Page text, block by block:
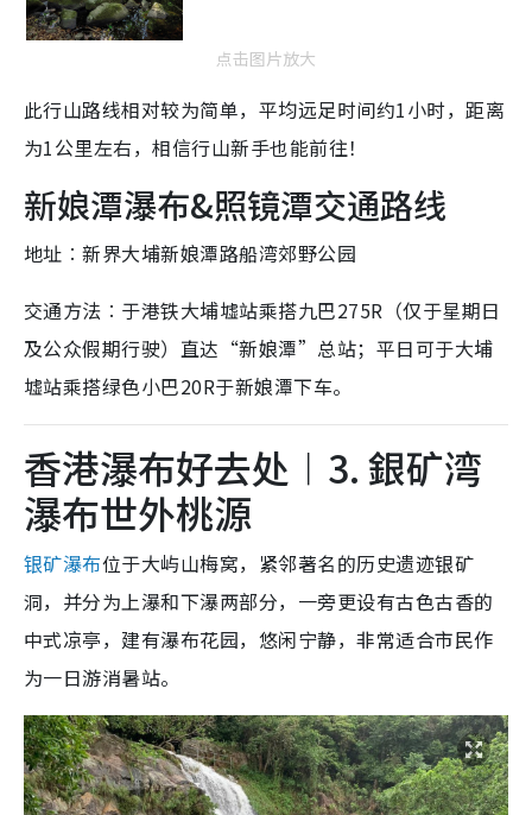
点击图片放大
此行山路线相对较为简单，平均远足时间约1小时，距离
为1公里左右，相信行山新手也能前往！
新娘潭瀑布&照镜潭交通路线
地址︰新界大埔新娘潭路船湾郊野公园
交通方法︰于港铁大埔墟站乘搭九巴275R（仅于星期日
及公众假期行驶）直达“新娘潭”总站；平日可于大埔
墟站乘搭绿色小巴20R于新娘潭下车。
香港瀑布好去处︱3. 銀矿湾
瀑布世外桃源
银矿瀑布位于大屿山梅窝，紧邻著名的历史遗迹银矿
洞，并分为上瀑和下瀑两部分，一旁更设有古色古香的
中式凉亭，建有瀑布花园，悠闲宁静，非常适合市民作
为一日游消暑站。